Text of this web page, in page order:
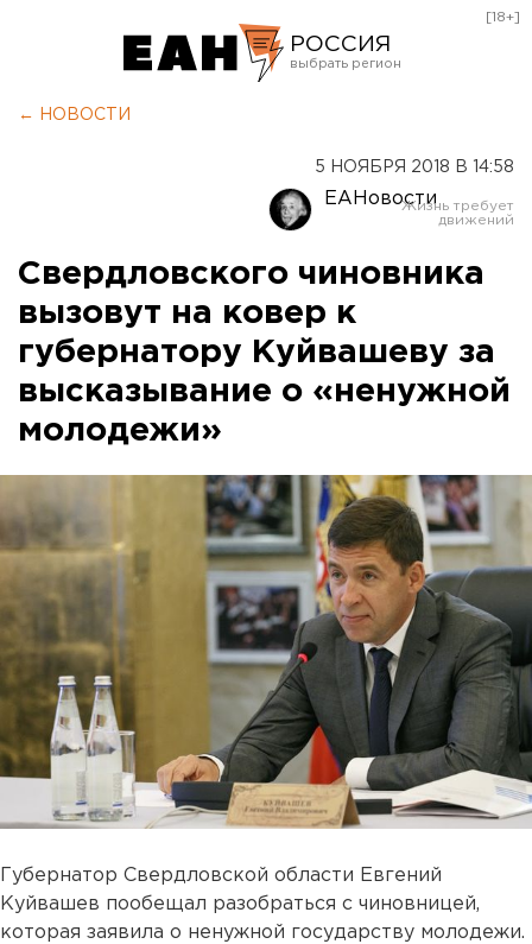
РОССИЯ
Оренбург
[18+]
← НОВОСТИ
5 НОЯБРЯ 2018 В 14:58
ЕАНовости
Свердловского чиновника
вызовут на ковер к
губернатору Куйвашеву за
высказывание о «ненужной
молодежи»
Губернатор Свердловской области Евгений
Куйвашев пообещал разобраться с чиновницей,
которая заявила о ненужной государству молодежи.